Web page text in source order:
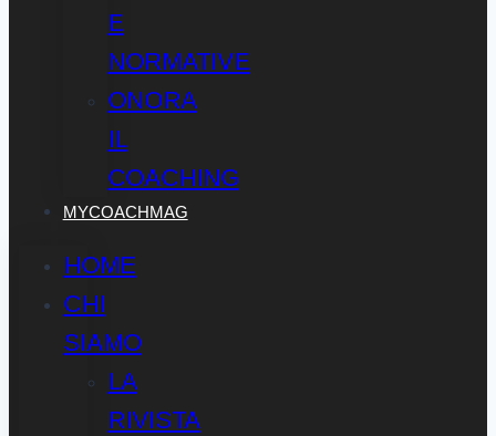
E
NORMATIVE
ONORA
IL
COACHING
MYCOACHMAG
HOME
CHI
SIAMO
LA
RIVISTA